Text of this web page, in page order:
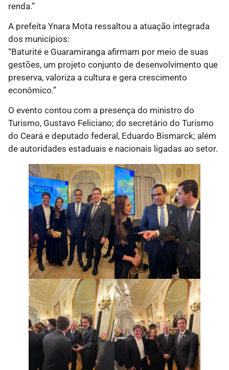
renda.”
A prefeita Ynara Mota ressaltou a atuação integrada
dos municípios:
“Baturité e Guaramiranga afirmam por meio de suas
gestões, um projeto conjunto de desenvolvimento que
preserva, valoriza a cultura e gera crescimento
econômico.”
O evento contou com a presença do ministro do
Turismo, Gustavo Feliciano; do secretário do Turismo
do Ceará e deputado federal, Eduardo Bismarck; além
de autoridades estaduais e nacionais ligadas ao setor.